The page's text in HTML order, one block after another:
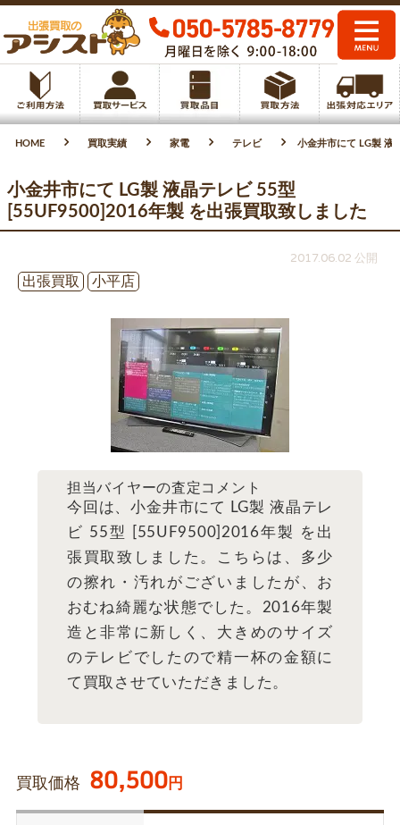
HOME 買取実績 家電 テレビ 小金井市にて LG製 液
小金井市にて LG製 液晶テレビ 55型
[55UF9500]2016年製 を出張買取致しました
2017.06.02 公開
出張買取
小平店
担当バイヤーの査定コメント
今回は、小金井市にて LG製 液晶テレ
ビ 55型 [55UF9500]2016年製 を出
張買取致しました。こちらは、多少
の擦れ・汚れがございましたが、お
おむね綺麗な状態でした。2016年製
造と非常に新しく、大きめのサイズ
のテレビでしたので精一杯の金額に
て買取させていただきました。
買取価格 80,500円